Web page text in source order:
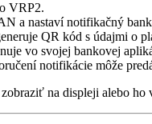
VRP2.
a nastaví notifikačný
QR kód s údajmi o
vo svojej bankovej
notifikácie môže
na displeji alebo